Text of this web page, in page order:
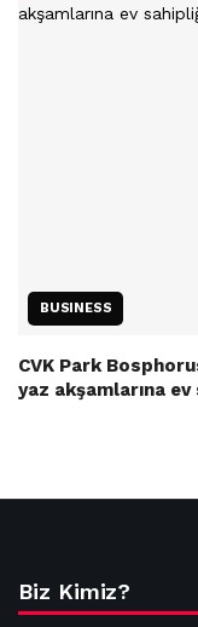
BUSINESS
CVK Park
yaz akşamlarına ev
Biz Kimiz?